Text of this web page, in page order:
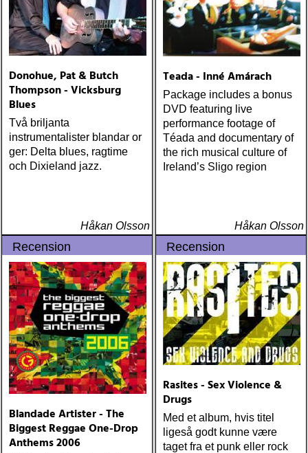
Donohue, Pat & Butch
Thompson - Vicksburg
Blues
Två briljanta
instrumentalister blandar or
ger: Delta blues, ragtime
och Dixieland jazz.
Håkan Olsson
Teada - Inné Amárach
Package includes a bonus
DVD featuring live
performance footage of
Téada and documentary of
the rich musical culture of
Ireland’s Sligo region
Håkan Olsson
Recension
Blandade Artister - The
Biggest Reggae One-Drop
Anthems 2006
Recension
Rasites - Sex Violence &
Drugs
Med et album, hvis titel
ligeså godt kunne være
taget fra et punk eller rock